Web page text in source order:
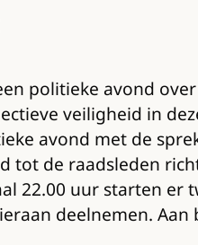
politieke avond
veiligheid in
avond met de
de raadsleden
22.00 uur starten er
deelnemen. Aan